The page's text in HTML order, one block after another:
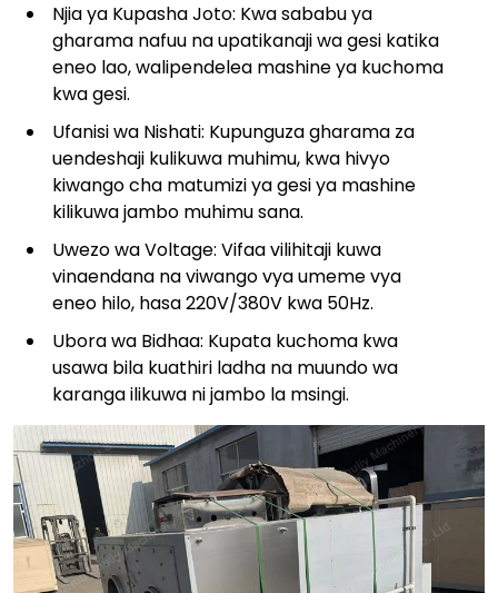
Njia ya Kupasha Joto: Kwa sababu ya
gharama nafuu na upatikanaji wa gesi katika
eneo lao, walipendelea mashine ya kuchoma
kwa gesi.
Ufanisi wa Nishati: Kupunguza gharama za
uendeshaji kulikuwa muhimu, kwa hivyo
kiwango cha matumizi ya gesi ya mashine
kilikuwa jambo muhimu sana.
Uwezo wa Voltage: Vifaa vilihitaji kuwa
vinaendana na viwango vya umeme vya
eneo hilo, hasa 220V/380V kwa 50Hz.
Ubora wa Bidhaa: Kupata kuchoma kwa
usawa bila kuathiri ladha na muundo wa
karanga ilikuwa ni jambo la msingi.